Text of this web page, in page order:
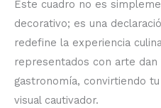
Este cuadro no es
decorativo; es una
redefine la experiencia
representados con arte
gastronomía, convirtiendo
visual cautivador.